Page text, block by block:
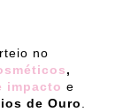
no
,
impacto e
de Ouro.